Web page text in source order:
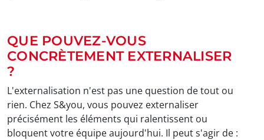
QUE POUVEZ-VOUS
CONCRÈTEMENT EXTERNALISER
?
L'externalisation n'est pas une question de tout ou
rien. Chez S&you, vous pouvez externaliser
précisément les éléments qui ralentissent ou
bloquent votre équipe aujourd'hui. Il peut s'agir de :